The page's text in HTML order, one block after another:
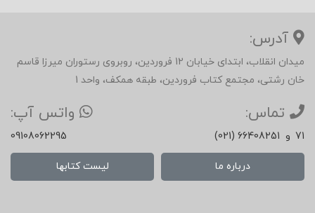
آدرس:
میدان انقلاب، ابتدای خیابان 12 فروردین، روبروی رستوران میرزا قاسم
خان رشتی، مجتمع کتاب فروردین، طبقه همکف، واحد 1
تماس:
(021) 66408251 و 71
واتس آپ:
09108062295
درباره ما لیست کتابها